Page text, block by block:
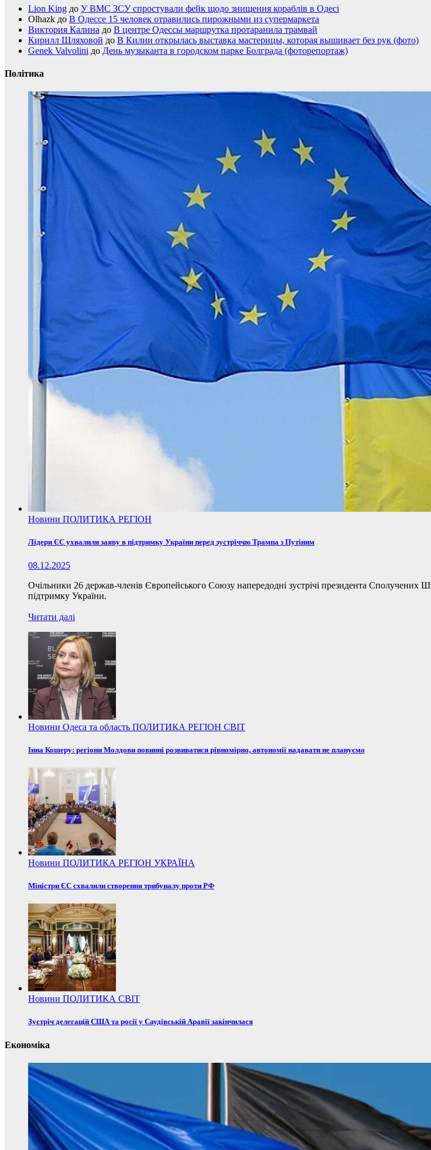
Lion King до У ВМС ЗСУ спростували фейк щодо знищення кораблів в Одесі
Olhazk до В Одессе 15 человек отравились пирожными из супермаркета
Виктория Калина до В центре Одессы маршрутка протаранила трамвай
Кирилл Шляховой до В Килии открылась выставка мастерицы, которая вышивает без рук (фото)
Genek Valvolini до День музыканта в городском парке Болграда (фоторепортаж)
Політика
Новини ПОЛИТИКА РЕГІОН
Лідери ЄС ухвалили заяву в підтримку України перед зустріччю Трампа з Путіним
08.12.2025
Очільники 26 держав-членів Європейського Союзу напередодні зустрічі президента Сполучених
підтримку України.
Читати далі
Новини Одеса та область ПОЛИТИКА РЕГІОН СВІТ
Інна Кошеру: регіони Молдови повинні розвиватися рівномірно, автономії надавати не плануємо
Новини ПОЛИТИКА РЕГІОН УКРАЇНА
Міністри ЄС схвалили створення трибуналу проти РФ
Новини ПОЛИТИКА СВІТ
Зустріч делегацій США та росії у Саудівській Аравії закінчилася
Економіка